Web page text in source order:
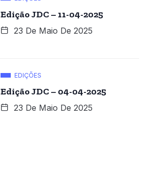
Edição JDC – 11-04-2025
23 De Maio De 2025
EDIÇÕES
Edição JDC – 04-04-2025
23 De Maio De 2025